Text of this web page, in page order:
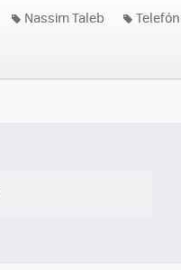
Nassim Taleb